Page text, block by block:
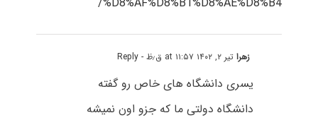
زهراتیر ۲, ۱۴۰۲ at ۱۱:۵۷ ق٫ظ - Reply
یسری دانشگاه های خاص رو گفته
دانشگاه دولتی ما که جزو اون نمیشه